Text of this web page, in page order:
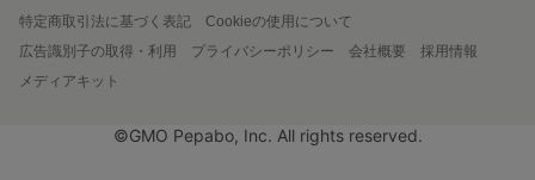
特定商取引法に基づく表記
Cookieの使用について
広告識別子の取得・利用
プライバシーポリシー 会社概要
採用情報
メディアキット
©GMO Pepabo, Inc. All rights reserved.